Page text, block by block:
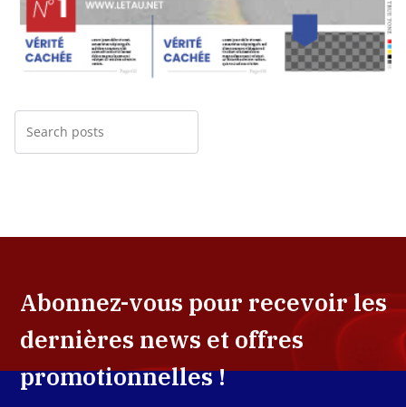
Abonnez-vous pour recevoir les
dernières news et offres
promotionnelles !